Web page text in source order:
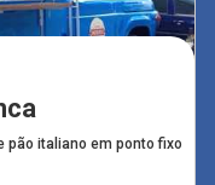
pão italiano em ponto fixo